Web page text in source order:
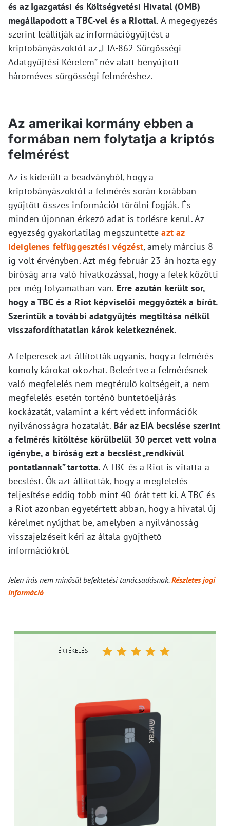
és az Igazgatási és Költségvetési Hivatal (OMB)
megállapodott a TBC-vel és a Riottal. A megegyezés
szerint leállítják az információgyűjtést a
kriptobányászoktól az „EIA-862 Sürgősségi
Adatgyűjtési Kérelem” név alatt benyújtott
hároméves sürgősségi felméréshez.
Az amerikai kormány ebben a
formában nem folytatja a kriptós
felmérést
Az is kiderült a beadványból, hogy a
kriptobányászoktól a felmérés során korábban
gyűjtött összes információt törölni fogják. És
minden újonnan érkező adat is törlésre kerül. Az
egyezség gyakorlatilag megszüntetteazt az
ideiglenes felfüggesztési végzést, amely március 8-
ig volt érvényben. Azt még február 23-án hozta egy
bíróság arra való hivatkozással, hogy a felek közötti
per még folyamatban van. Erre azután került sor,
hogy a TBC és a Riot képviselői meggyőzték a bírót.
Szerintük a további adatgyűjtés megtiltása nélkül
visszafordíthatatlan károk keletkeznének.
A felperesek azt állították ugyanis, hogy a felmérés
komoly károkat okozhat. Beleértve a felmérésnek
való megfelelés nem megtérülő költségeit, a nem
megfelelés esetén történő büntetőeljárás
kockázatát, valamint a kért védett információk
nyilvánosságra hozatalát. Bár az EIA becslése szerint
a felmérés kitöltése körülbelül 30 percet vett volna
igénybe, a bíróság ezt a becslést „rendkívül
pontatlannak” tartotta. A TBC és a Riot is vitatta a
becslést. Ők azt állították, hogy a megfelelés
teljesítése eddig több mint 40 órát tett ki. A TBC és
a Riot azonban egyetértett abban, hogy a hivatal új
kérelmet nyújthat be, amelyben a nyilvánosság
visszajelzéseit kéri az általa gyűjthető
információkról.
Jelen írás nem minősül befektetési tanácsadásnak.Részletes jogi
információ
ÉRTÉKELÉS